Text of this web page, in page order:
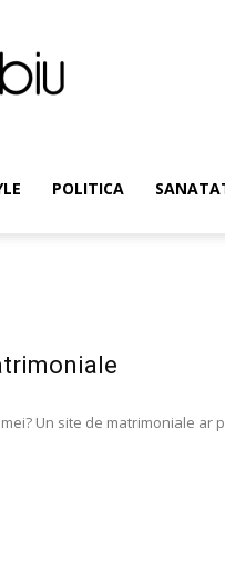
POLITICA
Un site de matrimoniale ar